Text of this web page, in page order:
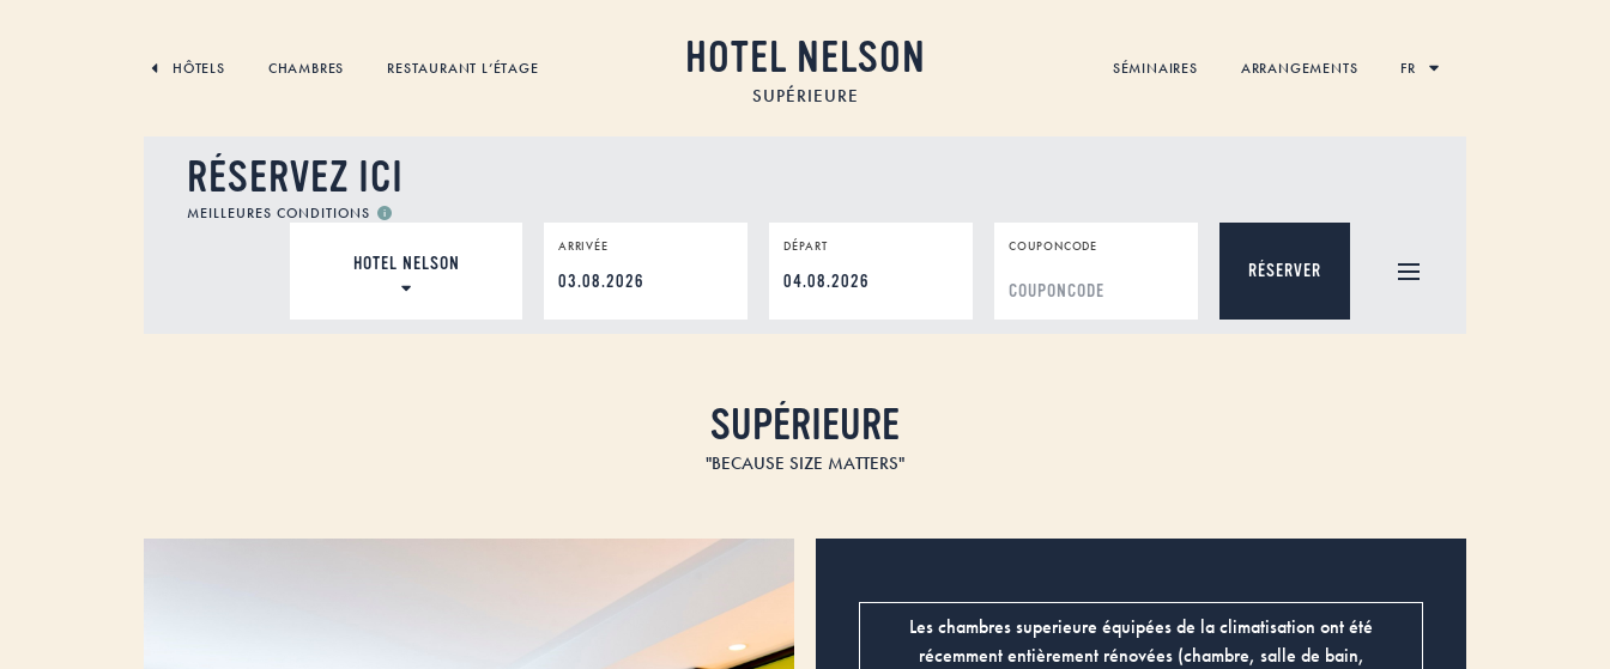
HÔTELS
CHAMBRES RESTAURANT L’ÉTAGE HOTEL NELSON
SUPÉRIEURE
SÉMINAIRES ARRANGEMENTS FR
RÉSERVEZ ICI
MEILLEURES CONDITIONS
ARRIVÉE DÉPART COUPONCODE
SUPÉRIEURE
"BECAUSE SIZE MATTERS"
Les chambres superieure équipées de la climatisation ont été
récemment entièrement rénovées (chambre, salle de bain,